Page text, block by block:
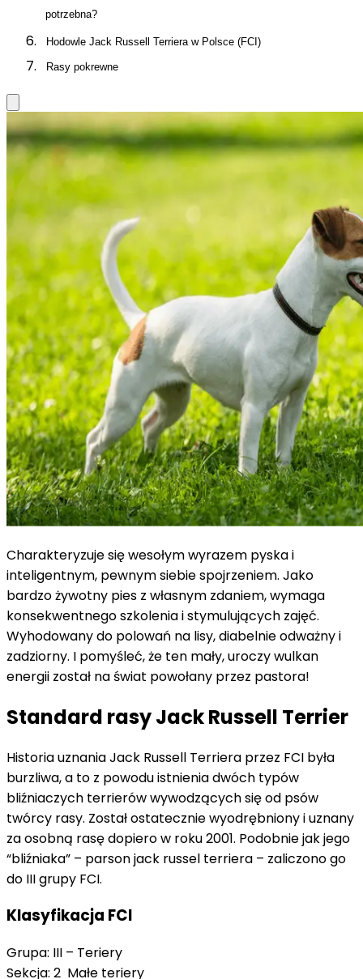
potrzebna?
Hodowle Jack Russell Terriera w Polsce (FCI)
Rasy pokrewne
Charakteryzuje się wesołym wyrazem pyska i
inteligentnym, pewnym siebie spojrzeniem. Jako
bardzo żywotny pies z własnym zdaniem, wymaga
konsekwentnego szkolenia i stymulujących zajęć.
Wyhodowany do polowań na lisy, diabelnie odważny i
zadziorny. I pomyśleć, że ten mały, uroczy wulkan
energii został na świat powołany przez pastora!
Standard rasy Jack Russell Terrier
Historia uznania Jack Russell Terriera przez FCI była
burzliwa, a to z powodu istnienia dwóch typów
bliźniaczych terrierów wywodzących się od psów
twórcy rasy. Został ostatecznie wyodrębniony i uznany
za osobną rasę dopiero w roku 2001. Podobnie jak jego
“bliźniaka” – parson jack russel terriera – zaliczono go
do III grupy FCI.
Klasyfikacja FCI
Grupa: III – Teriery
Sekcja: 2 Małe teriery